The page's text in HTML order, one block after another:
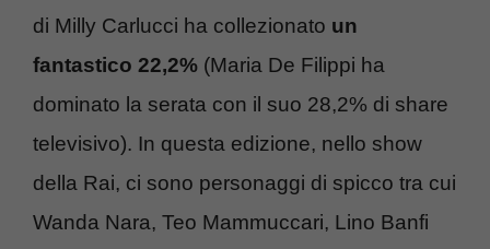
di Milly Carlucci ha collezionato un
fantastico 22,2% (Maria De Filippi ha
dominato la serata con il suo 28,2% di share
televisivo). In questa edizione, nello show
della Rai, ci sono personaggi di spicco tra cui
Wanda Nara, Teo Mammuccari, Lino Banfi